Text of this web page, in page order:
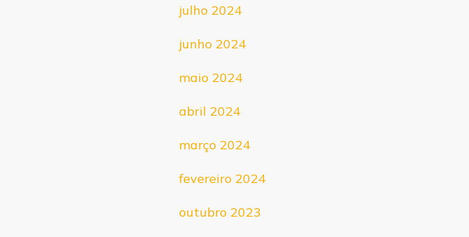
julho 2024
junho 2024
maio 2024
abril 2024
março 2024
fevereiro 2024
outubro 2023